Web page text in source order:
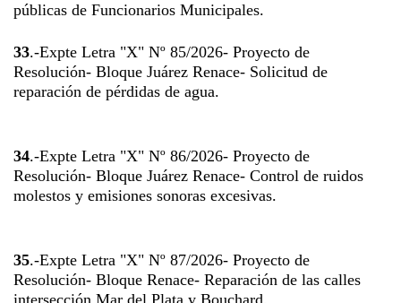
públicas de Funcionarios Municipales.
33.-Expte Letra "X" Nº 85/2026- Proyecto de
Resolución- Bloque Juárez Renace- Solicitud de
reparación de pérdidas de agua.
34.-Expte Letra "X" Nº 86/2026- Proyecto de
Resolución- Bloque Juárez Renace- Control de ruidos
molestos y emisiones sonoras excesivas.
35.-Expte Letra "X" Nº 87/2026- Proyecto de
Resolución- Bloque Renace- Reparación de las calles
intersección Mar del Plata y Bouchard.